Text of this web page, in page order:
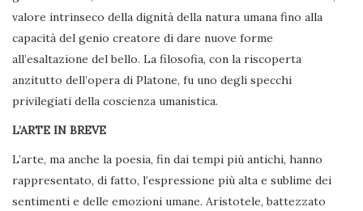
valore intrinseco della dignità della natura umana fino alla
capacità del genio creatore di dare nuove forme
all’esaltazione del bello. La filosofia, con la riscoperta
anzitutto dell’opera di Platone, fu uno degli specchi
privilegiati della coscienza umanistica.
L’ARTE IN BREVE
L’arte, ma anche la poesia, fin dai tempi più antichi, hanno
rappresentato, di fatto, l’espressione più alta e sublime dei
sentimenti e delle emozioni umane. Aristotele, battezzato